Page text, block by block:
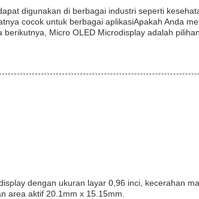
digunakan di berbagai industri seperti
cocok untuk berbagai aplikasiApakah Anda
Micro OLED Microdisplay adalah
dengan ukuran layar 0,96 inci, kecerahan
area aktif 20.1mm x 15.15mm.